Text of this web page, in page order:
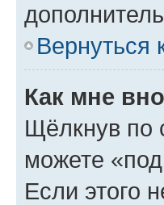
Вернуться
Как мне
Щёлкнув по
можете
Если этого